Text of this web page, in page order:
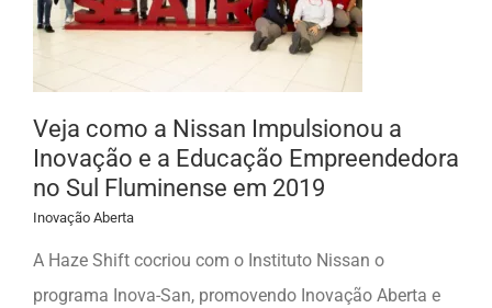
Veja como a Nissan Impulsionou a
Inovação e a Educação Empreendedora
no Sul Fluminense em 2019
Inovação Aberta
A Haze Shift cocriou com o Instituto Nissan o
programa Inova-San, promovendo Inovação Aberta e